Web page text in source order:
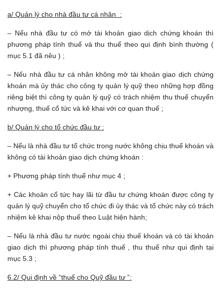
a/ Quản lý cho nhà đầu tư cá nhân :
– Nếu nhà đầu tư có mở tài khoản giao dịch chứng khoán thì
phương pháp tính thuế và thu thuế theo qui định bình thường (
mục 5.1 đã nêu ) ;
– Nếu nhà đầu tư cá nhân không mở tài khoản giao dịch chứng
khoán mà ủy thác cho công ty quản lý quỹ theo những hợp đồng
riêng biệt thì công ty quản lý quỹ có trách nhiệm thu thuế chuyển
nhượng, thuế cổ tức và kê khai với cơ quan thuế ;
b/ Quản lý cho tổ chức đầu tư :
– Nếu là nhà đầu tư tổ chức trong nước không chịu thuế khoán và
không có tài khoản giao dịch chứng khoán :
+ Phương pháp tính thuế như mục 4 ;
+ Các khoản cổ tức hay lãi từ đầu tư chứng khoán được công ty
quản lý quỹ chuyển cho tổ chức đi ủy thác và tổ chức này có trách
nhiệm kê khai nộp thuế theo Luật hiện hành;
– Nếu là nhà đầu tư nước ngoài chịu thuế khoán và có tài khoản
giao dịch thì phương pháp tính thuế , thu thuế như qui định tại
mục 5.3 ;
6.2/ Qui định về “thuế cho Quỹ đầu tư ”: